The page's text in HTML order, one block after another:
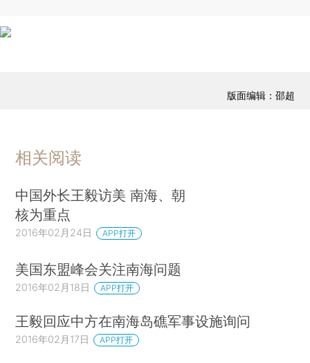
版面编辑：邵超
相关阅读
中国外长王毅访美 南海、朝
核为重点
2016年02月24日 APP打开
美国东盟峰会关注南海问题
2016年02月18日 APP打开
王毅回应中方在南海岛礁军事设施询问
2016年02月17日 APP打开